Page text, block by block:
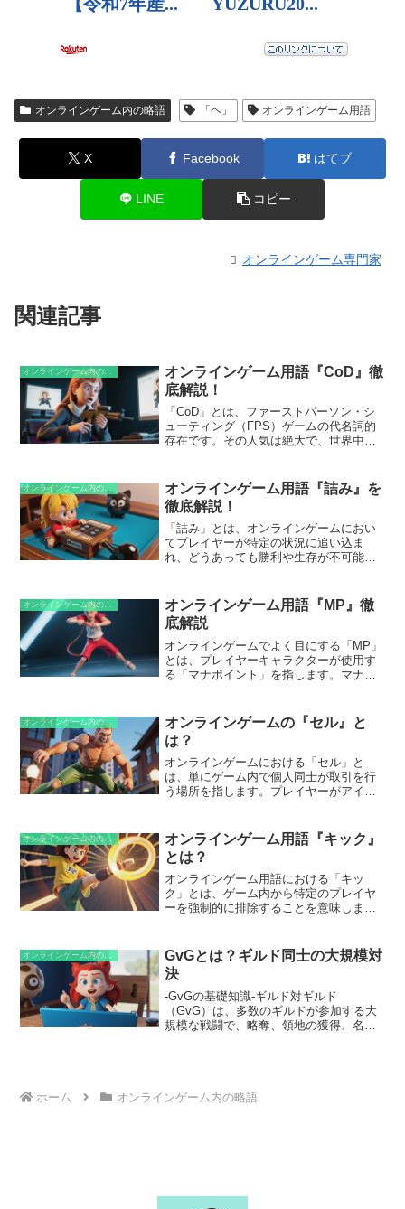
オンラインゲーム内の略語 「ヘ」 オンラインゲーム用語
X Facebook はてブ
LINE コピー
オンラインゲーム専門家
関連記事
オンラインゲーム用語『CoD』徹
底解説！
「CoD」とは、ファーストパーソン・シ
ューティング（FPS）ゲームの代名詞的
存在です。その人気は絶大で、世界中で
ラフィックと激しい銃撃戦が特徴で、プ
レイヤーを臨場感あふれる戦場へと誘い
ます。CoDは、プレイヤーが一人称視点
で武器を操作し、敵と戦うアクションシ
ューティングゲームの一種です。その名
の通り、「Call of Duty」（戦場の呼び
す。
オンラインゲーム用語『詰み』を
徹底解説！
「詰み」とは、オンラインゲームにおい
てプレイヤーが特定の状況に追い込ま
れ、どうあっても勝利や生存が不可能に
ったりなどのさまざまな要因によって引
き起こされます。つまり、「詰み」にな
ると、プレイヤーはゲームオーバーとな
り、敗北を認める必要があります。
オンラインゲーム内の略語
オンラインゲーム用語『MP』徹
底解説
オンラインゲームでよく目にする「MP」
とは、プレイヤーキャラクターが使用す
る「マナポイント」を指します。マナ
す。MPはキャラクタークラスやレベルに
よって異なり、上限値が設定されていま
す。上限値を超えると魔法を使用できな
くなります。MPは、時間経過とともに自
動的に回復したり、回復ポーションなど
のアイテムを使用することで補充できま
オンラインゲーム内の略語
オンラインゲームの『セル』と
は？
オンラインゲームにおける「セル」と
は、単にゲーム内で個人同士が取引を行
う場所を指します。プレイヤーがアイテ
場所に設定されており、プレイヤーはそ
こにアクセスして取引を行います。セル
は、プレイヤーがアイテムや通貨をより
簡単に獲得したり、不要なものを処分し
たりするのに役立ちます。
オンラインゲーム内の略語
オンラインゲーム用語『キック』
とは？
オンラインゲーム用語における「キッ
ク」とは、ゲーム内から特定のプレイヤ
ーを強制的に排除することを意味しま
レイヤーに対して行われ、ゲームの秩序
を維持するために用いられます。
オンラインゲーム内の略語
GvGとは？ギルド同士の大規模対
決
-GvGの基礎知識-ギルド対ギルド
（GvG）は、多数のギルドが参加する大
規模な戦闘で、略奪、領地の獲得、名誉
の領土を侵略して資源を獲得することが
ホーム オンラインゲーム内の略語